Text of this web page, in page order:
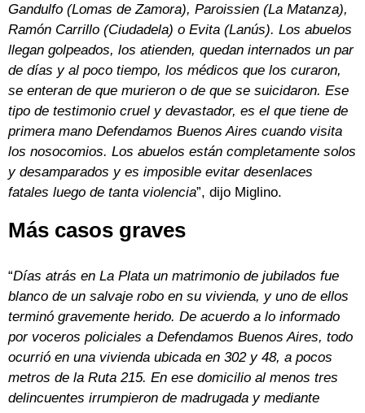
Gandulfo (Lomas de Zamora), Paroissien (La Matanza),
Ramón Carrillo (Ciudadela) o Evita (Lanús). Los abuelos
llegan golpeados, los atienden, quedan internados un par
de días y al poco tiempo, los médicos que los curaron,
se enteran de que murieron o de que se suicidaron. Ese
tipo de testimonio cruel y devastador, es el que tiene de
primera mano Defendamos Buenos Aires cuando visita
los nosocomios. Los abuelos están completamente solos
y desamparados y es imposible evitar desenlaces
fatales luego de tanta violencia”, dijo Miglino.
Más casos graves
“Días atrás en La Plata un matrimonio de jubilados fue
blanco de un salvaje robo en su vivienda, y uno de ellos
terminó gravemente herido. De acuerdo a lo informado
por voceros policiales a Defendamos Buenos Aires, todo
ocurrió en una vivienda ubicada en 302 y 48, a pocos
metros de la Ruta 215. En ese domicilio al menos tres
delincuentes irrumpieron de madrugada y mediante